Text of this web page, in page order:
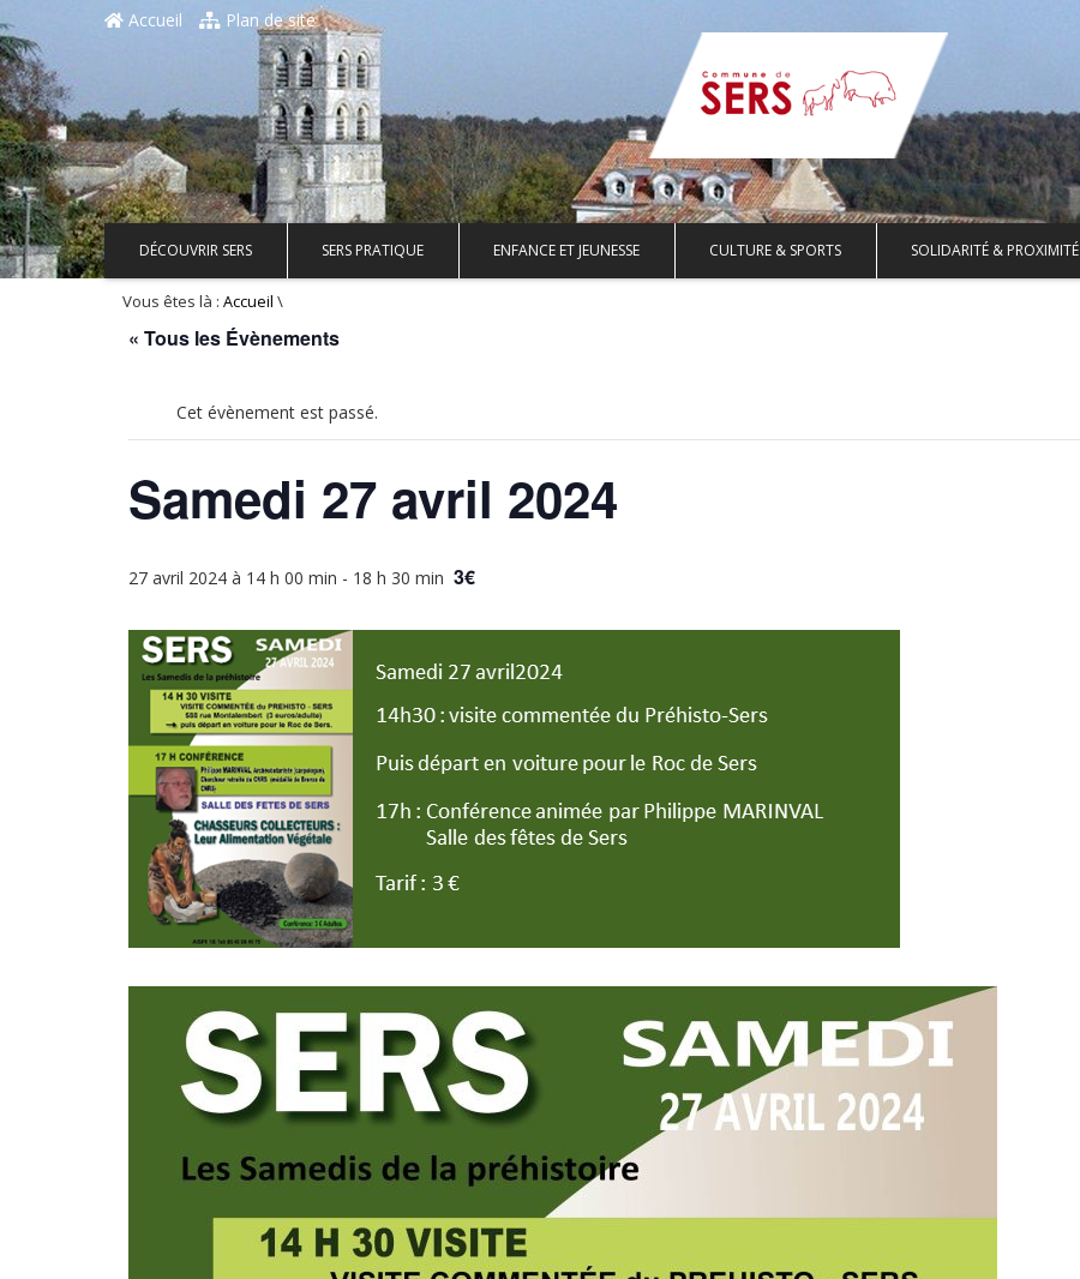
Accueil Plan de site
DÉCOUVRIR SERS SERS PRATIQUE ENFANCE ET JEUNESSE CULTURE & SPORTS SOLIDARITÉ & PROXIMITÉ
Vous êtes là : Accueil \
« Tous les Évènements
Cet évènement est passé.
Samedi 27 avril 2024
27 avril 2024 à 14 h 00 min - 18 h 30 min 3€